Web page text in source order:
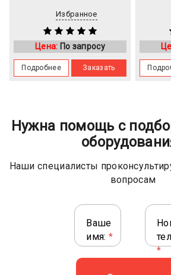
Избранное
Цена: По запросу
Подробнее Заказать
Нужна помощь с
Наши специалисты
вопросам
Ваше
имя: *
*